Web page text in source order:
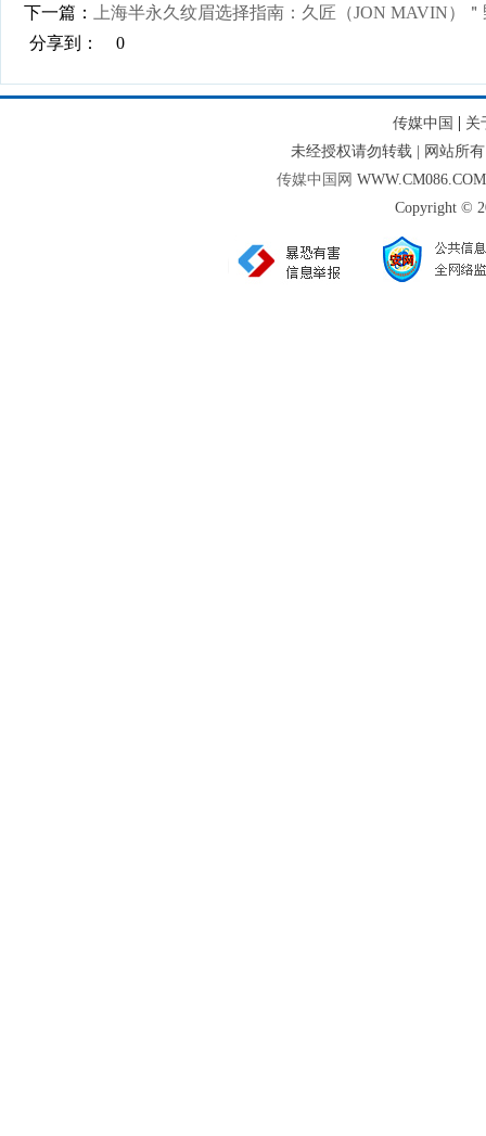
下一篇：
上海半永久纹眉选择指南：久匠（JON MAVIN）
分享到：
0
传媒中国 | 关
未经授权请勿转载 | 网站所
传媒中国网
Copyright ©